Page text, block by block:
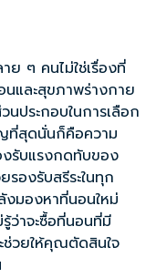
ย ๆ คนไม่ใช่เรื่องที่
และสุขภาพร่างกาย
นประกอบในการเลือก
ที่สุดนั่นก็คือความ
รับแรงกดทับของ
องรับสรีระในทุก
มองหาที่นอนใหม่
รู้ว่าจะซื้อที่นอนที่มี
ช่วยให้คุณตัดสินใจ